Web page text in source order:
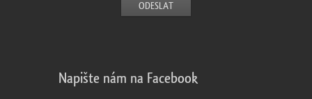
Napište nám na Facebook